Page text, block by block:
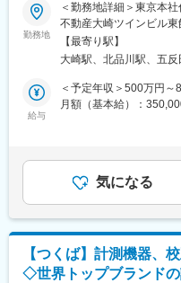
変更の範囲：会社の定め
の書類を読む英語力も
■所属部門： イメージ
オックスフォード・イ
度な技術ソリューショ
長と成功の原動力とな
高機能材料・ヘルスケ
学までアプリケーショ
社はそのコア技術を通
の取り組みを支援してい
■担当業務：
・イメージングアンド
鏡、ラマンイメージン
動。
・担当製品のキーアカ
・販売店の管理と案件
・既存顧客での課題の
・CRM システム或いは
ります。おもなエンド
析センター・品質管理部
規顧客および既存顧客
勤務地
＜勤務地詳細＞東京本
不動産大崎ツインビル
動喫煙対策：敷地内全
（リモートワーク含む）
【最寄り駅】
大崎駅、北品川駅、五反
給与
＜予定年収＞500万円～
月額（基本給）：
20%)賃金はあくまでも
可能性があります。月
気になる
【つくば】計測機器、
◇世界トップブランド